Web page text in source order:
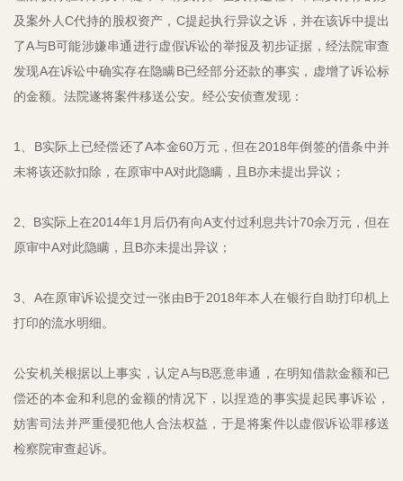
及案外人C代持的股权资产，C提起执行异议之诉，并在该诉中提出
了A与B可能涉嫌串通进行虚假诉讼的举报及初步证据，经法院审查
发现A在诉讼中确实存在隐瞒B已经部分还款的事实，虚增了诉讼标
的金额。法院遂将案件移送公安。经公安侦查发现：
1、B实际上已经偿还了A本金60万元，但在2018年倒签的借条中并
未将该还款扣除，在原审中A对此隐瞒，且B亦未提出异议；
2、B实际上在2014年1月后仍有向A支付过利息共计70余万元，但在
原审中A对此隐瞒，且B亦未提出异议；
3、A在原审诉讼提交过一张由B于2018年本人在银行自助打印机上
打印的流水明细。
公安机关根据以上事实，认定A与B恶意串通，在明知借款金额和已
偿还的本金和利息的金额的情况下，以捏造的事实提起民事诉讼，
妨害司法并严重侵犯他人合法权益，于是将案件以虚假诉讼罪移送
检察院审查起诉。